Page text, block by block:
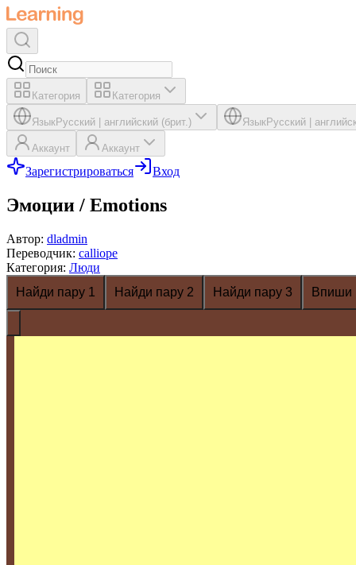
Категория Категория
ЯзыкРусский английский (брит.) ЯзыкРусский
Аккаунт Аккаунт
Зарегистрироваться Вход
Эмоции / Emotions
Автор: dladmin
Переводчик: calliope
Категория: Люди
Найди пару 1
Найди пару 2 Найди пару 3 Впиши